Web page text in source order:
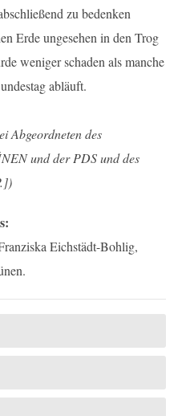
zu bedenken
Erde ungesehen in den Trog
weniger schaden als manche
abläuft.
Abgeordneten des
und der PDS und des
Eichstädt-Bohlig,